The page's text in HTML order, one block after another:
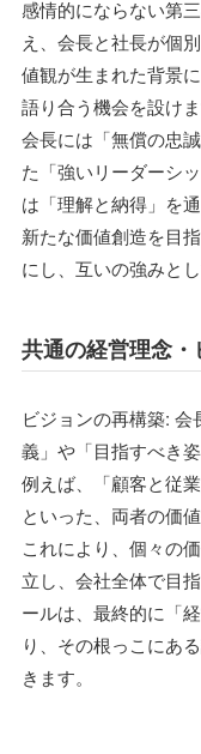
感情的にならない第
え、会長と社長が個
値観が生まれた背景
語り合う機会を設けま
会長には「無償の忠
た「強いリーダーシ
は「理解と納得」を
新たな価値創造を目
にし、互いの強みと
共通の経営理念
ビジョンの再構築:
義」や「目指すべき
例えば、「顧客と従
といった、両者の価
これにより、個々の
立し、会社全体で目
ールは、最終的に「
り、その根っこにあ
きます。